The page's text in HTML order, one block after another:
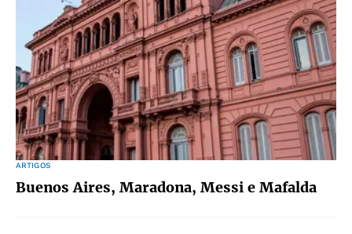
ARTIGOS
Buenos Aires, Maradona, Messi e Mafalda